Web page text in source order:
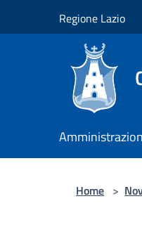
Regione Lazio
Home >